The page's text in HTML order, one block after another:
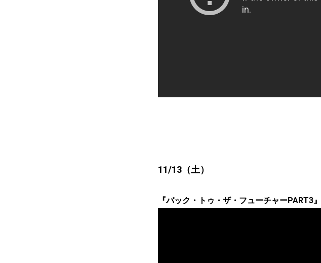
11/13（土）
『バック・トゥ・ザ・フューチャーPART3